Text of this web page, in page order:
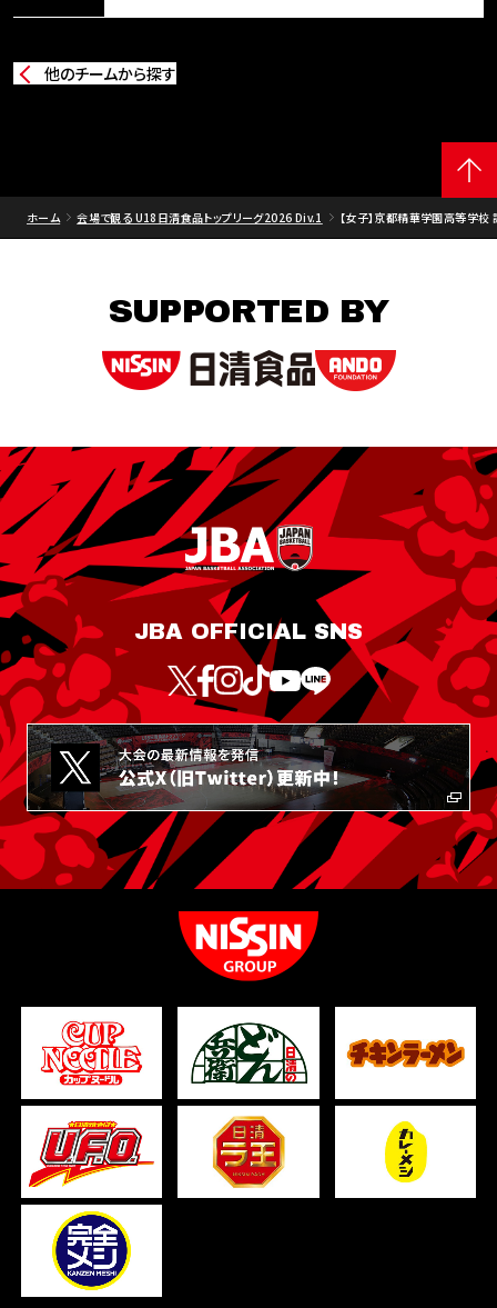
他のチームから探す
ホーム 会場で観る U18日清食品トップリーグ2026 Div.1 【女子】京都精華学園高等学校
SUPPORTED BY
JBA OFFICIAL SNS